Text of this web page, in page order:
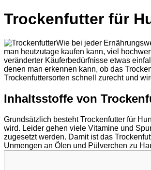
Trockenfutter für
Wie bei jeder
man heutzutage kaufen kann, viel
veränderter Käuferbedürfnisse etwas
denen man erkennen kann, ob das
Trockenfuttersorten schnell zurecht und
Inhaltsstoffe von
Grundsätzlich besteht Trockenfutter für
wird. Leider gehen viele Vitamine und
zugesetzt werden. Damit ist das
Unmengen an Ölen und Pülverchen zu